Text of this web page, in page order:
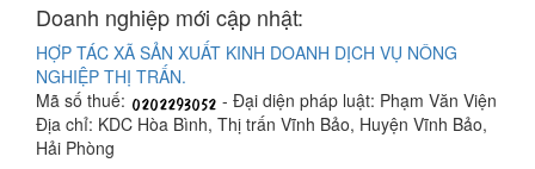
Doanh nghiệp mới cập nhật:
HỢP TÁC XÃ SẢN XUẤT KINH DOANH DỊCH VỤ NÔNG
NGHIỆP THỊ TRẤN.
Mã số thuế:
- Đại diện pháp luật: Phạm Văn Viện
Địa chỉ: KDC Hòa Bình, Thị trấn Vĩnh Bảo, Huyện Vĩnh Bảo,
Hải Phòng